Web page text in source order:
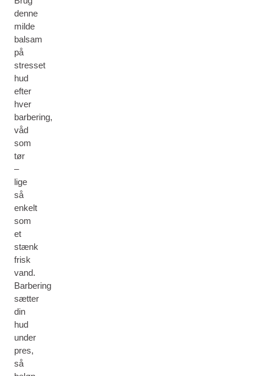
denne
milde
balsam
på
stresset
hud
efter
hver
barbering,
våd
som
tør
–
lige
så
enkelt
som
et
stænk
frisk
vand.
Barbering
sætter
din
hud
under
pres,
så